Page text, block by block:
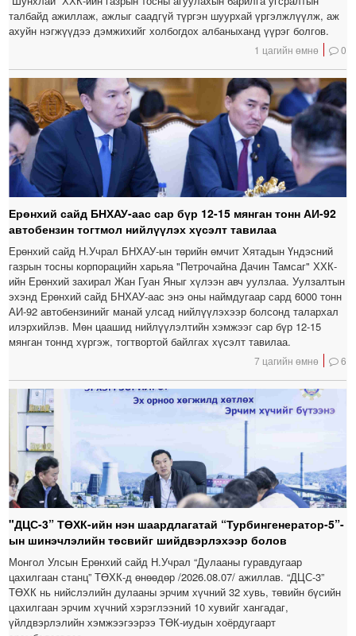
талбайд ажиллаж, ажлыг саадгүй түргэн шуурхай үргэлжлүүлж, аж
ахуйн нэгжүүдээ дэмжихийг холбогдох албаныханд үүрэг болгов.
1 цагийн өмнө 0
Ерөнхий сайд БНХАУ-аас сар бүр 12-15 мянган тонн АИ-92
автобензин тогтмол нийлүүлэх хүсэлт тавилаа
Ерөнхий сайд Н.Учрал БНХАУ-ын төрийн өмчит Хятадын Үндэсний
газрын тосны корпорацийн харьяа "Петрочайна Дачин Тамсаг" ХХК-
ийн Ерөнхий захирал Жан Гуан Яныг хүлээн авч уулзлаа. Уулзалтын
эхэнд Ерөнхий сайд БНХАУ-аас энэ оны наймдугаар сард 6000 тонн
АИ-92 автобензинийг манай улсад нийлүүлэхээр болсонд талархал
илэрхийлэв. Мөн цаашид нийлүүлэлтийн хэмжээг сар бүр 12-15
мянган тоннд хүргэж, тогтвортой байлгах хүсэлт тавилаа.
7 цагийн өмнө 6
"ДЦС-3” ТӨХК-ийн нэн шаардлагатай “Турбингенератор-5”-
ын шинэчлэлийн төсвийг шийдвэрлэхээр болов
Монгол Улсын Ерөнхий сайд Н.Учрал “Дулааны гуравдугаар
цахилгаан станц” ТӨХК-д өнөөдөр /2026.08.07/ ажиллав. “ДЦС-3”
ТӨХК нь нийслэлийн дулааны эрчим хүчний 32 хувь, төвийн бүсийн
цахилгаан эрчим хүчний хэрэглээний 10 хувийг хангадаг,
үйлдвэрлэлийн хэмжээгээрээ ТӨК-иудын хоёрдугаарт